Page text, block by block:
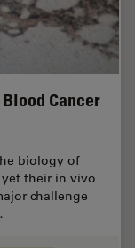
Cancer
biology of
their in vivo
challenge